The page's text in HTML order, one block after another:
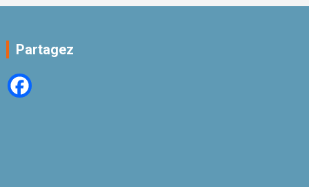
Partagez